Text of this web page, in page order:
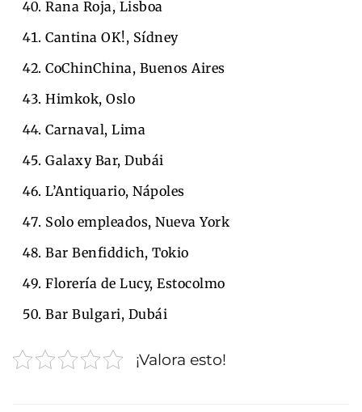
Rana Roja, Lisboa
Cantina OK!, Sídney
CoChinChina, Buenos Aires
Himkok, Oslo
Carnaval, Lima
Galaxy Bar, Dubái
L’Antiquario, Nápoles
Solo empleados, Nueva York
Bar Benfiddich, Tokio
Florería de Lucy, Estocolmo
Bar Bulgari, Dubái
¡Valora esto!